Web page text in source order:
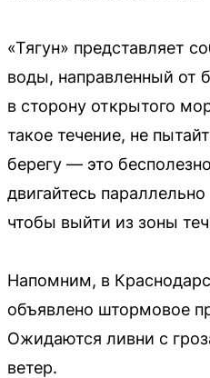
«Тягун» представляет
воды, направленный от
в сторону открытого
такое течение, не
берегу — это
двигайтесь
чтобы выйти из зоны
Напомним, в
объявлено штормовое
Ожидаются ливни с
ветер.